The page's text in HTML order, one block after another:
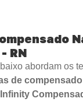
RN
abordam os
de compensado
Infinity